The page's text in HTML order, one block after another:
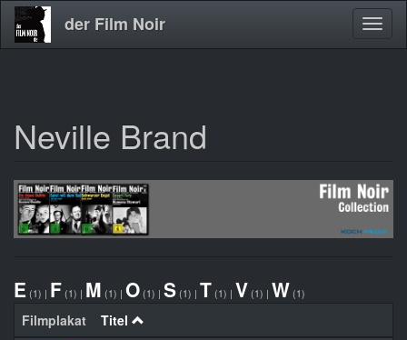
Direkt
zum
der Film Noir
Neville Brand
E (1) | F (1) | M (1) | O (1) | S (1) | T (1) | V (1) | W (1)
Filmplakat Titel